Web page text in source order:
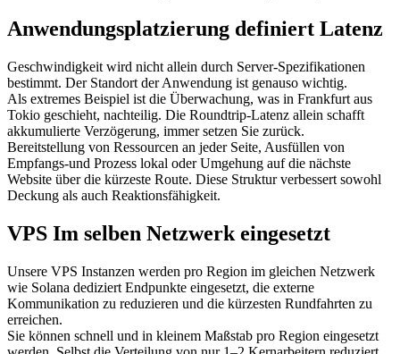
Anwendungsplatzierung definiert Latenz
Geschwindigkeit wird nicht allein durch Server-Spezifikationen
bestimmt. Der Standort der Anwendung ist genauso wichtig.
Als extremes Beispiel ist die Überwachung, was in Frankfurt aus
Tokio geschieht, nachteilig. Die Roundtrip-Latenz allein schafft
akkumulierte Verzögerung, immer setzen Sie zurück.
Bereitstellung von Ressourcen an jeder Seite, Ausfüllen von
Empfangs-und Prozess lokal oder Umgehung auf die nächste
Website über die kürzeste Route. Diese Struktur verbessert sowohl
Deckung als auch Reaktionsfähigkeit.
VPS Im selben Netzwerk eingesetzt
Unsere VPS Instanzen werden pro Region im gleichen Netzwerk
wie Solana dediziert Endpunkte eingesetzt, die externe
Kommunikation zu reduzieren und die kürzesten Rundfahrten zu
erreichen.
Sie können schnell und in kleinem Maßstab pro Region eingesetzt